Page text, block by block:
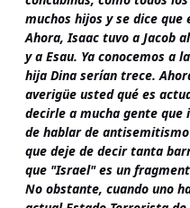
muchos hijos y se dice que
Ahora, Isaac tuvo a Jacob
y a Esau. Ya conocemos a
hija Dina serían trece.
averigüe usted qué es
decirle a mucha gente que
de hablar de
que deje de decir tanta
que "Israel" es un
No obstante, cuando uno